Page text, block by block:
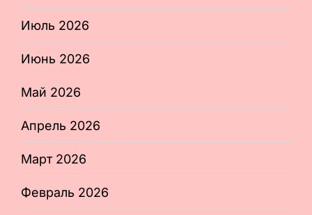
Июль 2026
Июнь 2026
Май 2026
Апрель 2026
Март 2026
Февраль 2026